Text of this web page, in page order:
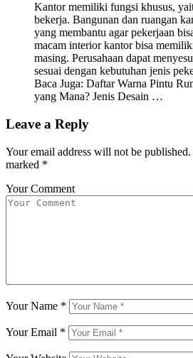
Kantor memiliki fungsi khusus,
bekerja. Bangunan dan ruangan
yang membantu agar pekerjaan
macam interior kantor bisa
masing. Perusahaan dapat
sesuai dengan kebutuhan jenis
Baca Juga: Daftar Warna Pintu
yang Mana? Jenis Desain …
Leave a Reply
Your email address will not be published.
marked *
Your Comment
Your Name *
Your Email *